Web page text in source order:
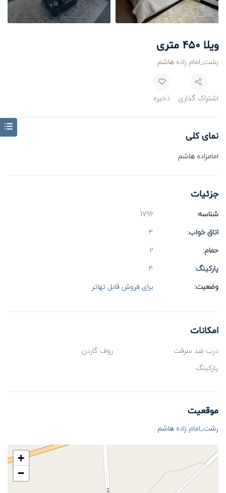
ویلا 450 متری
رشت_امام زاده هاشم
اشتراک گذاری ذخیره
نمای کلی
امامزاده هاشم
جزئیات
شناسه:
1796
اتاق خواب:
4
حمام:
2
پارکینگ:
4
وضعیت:
برای فروش قابل تهاتر
امکانات
درب ضد سرقت
روف گاردن
پارکینگ
موقعیت
رشت_امام زاده هاشم
+
−